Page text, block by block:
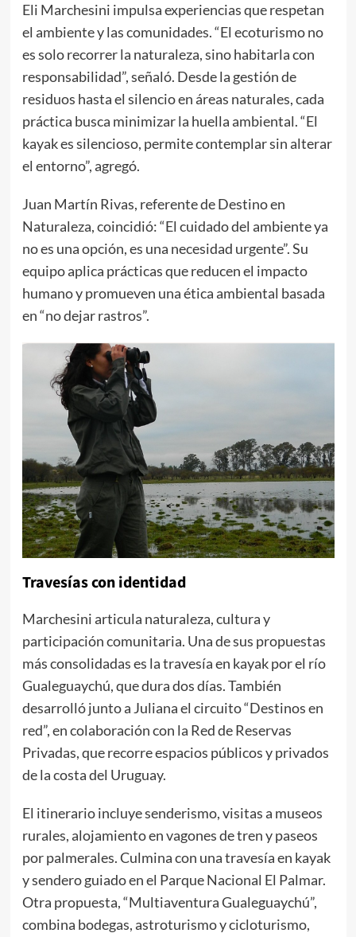
Eli Marchesini impulsa experiencias que respetan
el ambiente y las comunidades. “El ecoturismo no
es solo recorrer la naturaleza, sino habitarla con
responsabilidad”, señaló. Desde la gestión de
residuos hasta el silencio en áreas naturales, cada
práctica busca minimizar la huella ambiental. “El
kayak es silencioso, permite contemplar sin alterar
el entorno”, agregó.
Juan Martín Rivas, referente de Destino en
Naturaleza, coincidió: “El cuidado del ambiente ya
no es una opción, es una necesidad urgente”. Su
equipo aplica prácticas que reducen el impacto
humano y promueven una ética ambiental basada
en “no dejar rastros”.
Travesías con identidad
Marchesini articula naturaleza, cultura y
participación comunitaria. Una de sus propuestas
más consolidadas es la travesía en kayak por el río
Gualeguaychú, que dura dos días. También
desarrolló junto a Juliana el circuito “Destinos en
red”, en colaboración con la Red de Reservas
Privadas, que recorre espacios públicos y privados
de la costa del Uruguay.
El itinerario incluye senderismo, visitas a museos
rurales, alojamiento en vagones de tren y paseos
por palmerales. Culmina con una travesía en kayak
y sendero guiado en el Parque Nacional El Palmar.
Otra propuesta, “Multiaventura Gualeguaychú”,
combina bodegas, astroturismo y cicloturismo,